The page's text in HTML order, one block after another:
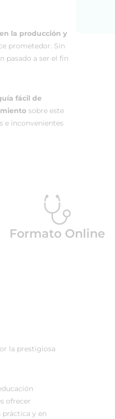
la producción y
prometedor. Sin
pasado a ser el fin
fácil de
sobre este
e inconvenientes
Formato Online
la prestigiosa
ofrecer
y en